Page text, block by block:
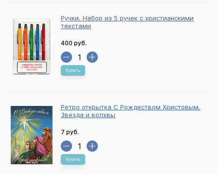
Ручки. Набор из 5 ручек с христианскими
текстами
400 руб.
Купить
Ретро открытка С Рождеством Христовым.
Звезда и волхвы
7 руб.
Купить